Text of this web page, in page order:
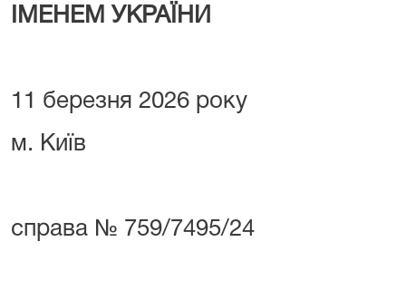
ІМЕНЕМ УКРАЇНИ
11 березня 2026 року
м. Київ
справа № 759/7495/24